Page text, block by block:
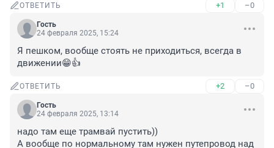
ОТВЕТИТЬ +1 –0
Гость
24 февраля 2025, 15:24
Я пешком, вообще стоять не приходиться, всегда в
движении😁👍
ОТВЕТИТЬ +2 –0
Гость
24 февраля 2025, 13:14
надо там еще трамвай пустить))
А вообще по нормальному там нужен путепровод над